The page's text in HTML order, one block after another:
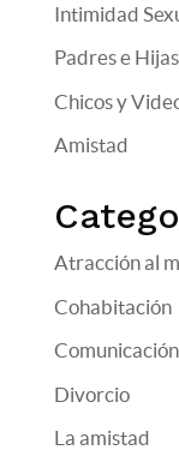
Intimidad
Padres e Hijas
Chicos y
Amistad
Atracción al
Cohabitación
Comunicación
Divorcio
La amistad